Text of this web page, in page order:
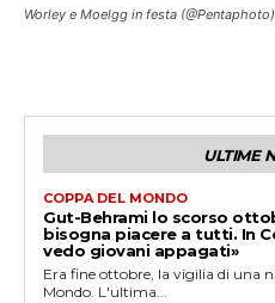
Worley e Moelgg in festa (@Pentaphoto)
ULTIME
COPPA DEL MONDO
Gut-Behrami lo scorso
bisogna piacere a tutti. In
vedo giovani appagati»
Era fine ottobre, la vigilia di una
Mondo. L'ultima...